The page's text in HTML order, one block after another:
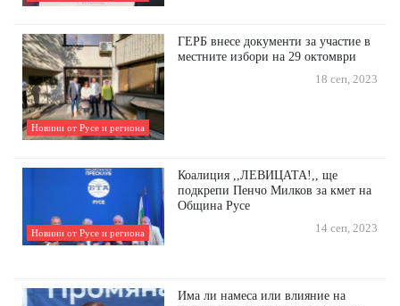
Новини от Русе и региона
ГЕРБ внесе документи за участие в
местните избори на 29 октомври
18 сеп, 2023
Новини от Русе и региона
Коалиция ,,ЛЕВИЦАТА!,, ще
подкрепи Пенчо Милков за кмет на
Община Русе
14 сеп, 2023
Има ли намеса или влияние на